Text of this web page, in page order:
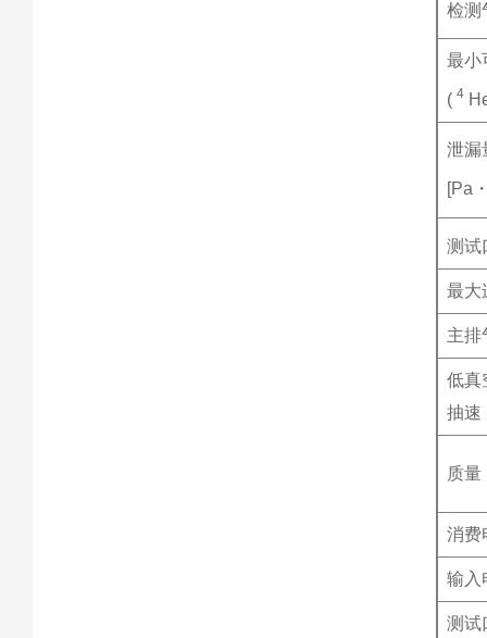
检测
最小
(4
泄漏
[Pa
测试
最大
主排
低真
抽速
质量
消费
输入
测试